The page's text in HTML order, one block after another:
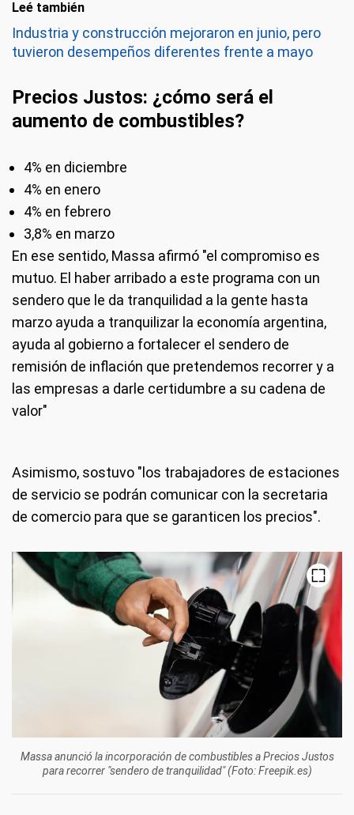
Leé también
Industria y construcción mejoraron en junio, pero
tuvieron desempeños diferentes frente a mayo
Precios Justos: ¿cómo será el
aumento de combustibles?
4% en diciembre
4% en enero
4% en febrero
3,8% en marzo
En ese sentido, Massa afirmó "el compromiso es
mutuo. El haber arribado a este programa con un
sendero que le da tranquilidad a la gente hasta
marzo ayuda a tranquilizar la economía argentina,
ayuda al gobierno a fortalecer el sendero de
remisión de inflación que pretendemos recorrer y a
las empresas a darle certidumbre a su cadena de
valor"
Asimismo, sostuvo "los trabajadores de estaciones
de servicio se podrán comunicar con la secretaria
de comercio para que se garanticen los precios".
Massa anunció la incorporación de combustibles a Precios Justos
para recorrer "sendero de tranquilidad" (Foto: Freepik.es)